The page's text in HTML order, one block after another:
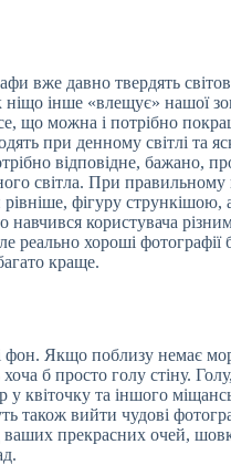
вже давно твердять
ніщо інше «влещує» нашої
що можна і потрібно
при денному світлі та
відповідне, бажано,
світла. При правильному
фігуру стрункішою,
навчився користувача
реально хороші фотографії
краще.
фон. Якщо поблизу немає
б просто голу стіну.
квіточку та іншого
також вийти чудові
ваших прекрасних очей,